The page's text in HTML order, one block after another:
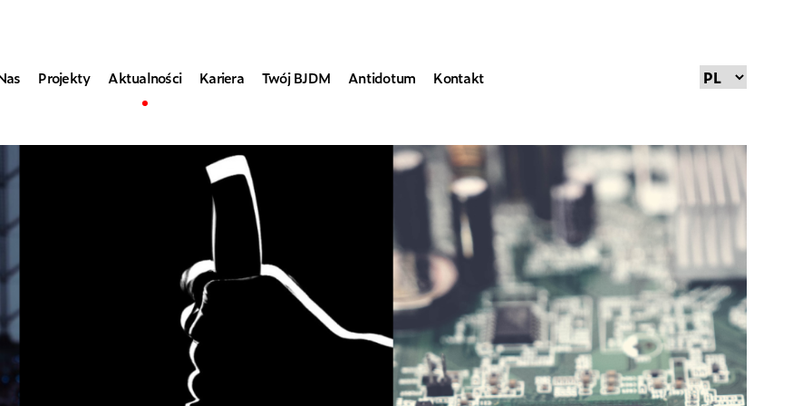
Projekty Aktualności Kariera Twój BJDM Antidotum Kontakt